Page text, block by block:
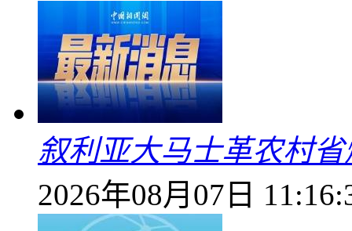
叙利亚大马士革农村
2026年08月07日